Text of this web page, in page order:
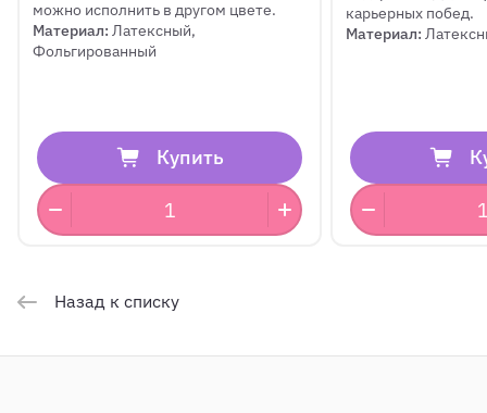
можно исполнить в другом цвете.
Материал: Латексный,
Фольгированный
Купить
карьерных побед.
Материал:
Назад к списку